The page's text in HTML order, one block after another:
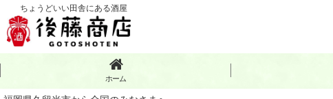
ちょうどいい田舎にある酒屋
ホーム